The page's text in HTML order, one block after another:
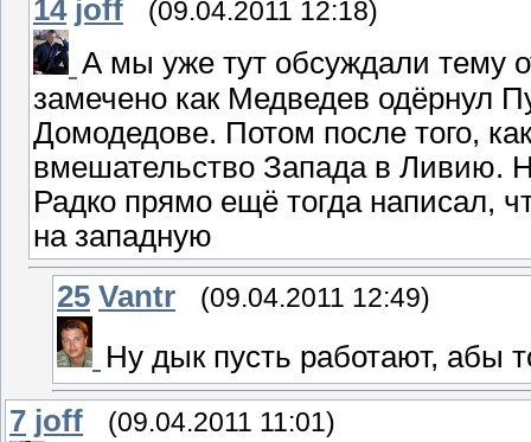
14 joff (09.04.2011 12:18)
А мы уже тут обсуждали тему
замечено как Медведев одёрнул
Домодедове. Потом после того,
вмешательство Запада в Ливию.
Радко прямо ещё тогда написал,
на западную
25 Vantr (09.04.2011 12:49)
Ну дык пусть работают, абы
7 joff (09.04.2011 11:01)